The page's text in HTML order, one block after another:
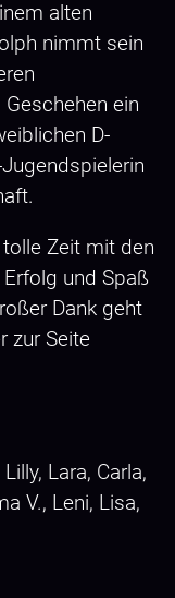
alten
nimmt sein
ein
D-
Zeit mit den
und Spaß
Dank geht
zur Seite
Lara, Carla,
V., Leni, Lisa,